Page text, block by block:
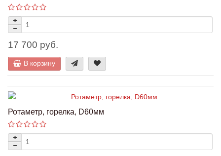
17 700 руб.
В корзину
Ротаметр, горелка, D60мм